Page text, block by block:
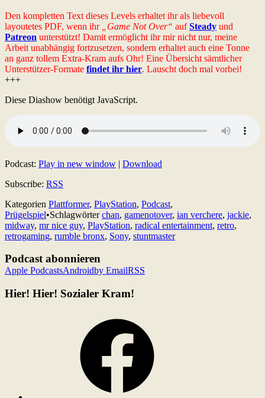
Den kompletten Text dieses Levels erhaltet ihr als liebevoll
layoutetes PDF, wenn ihr
„Game Not Over“ aufSteady und
Patreon unterstützt! Damit ermöglicht ihr mir nicht nur, meine
Arbeit unabhängig fortzusetzen, sondern erhaltet auch eine Tonne
an ganz tollem Extra-Kram aufs Ohr! Eine Übersicht sämtlicher
Unterstützer-Formate findet ihr hier. Lauscht doch mal vorbei!
+++
Diese Diashow benötigt JavaScript.
Podcast: Play in new window | Download
Subscribe: RSS
Kategorien Plattformer, PlayStation, Podcast,
Prügelspiel•Schlagwörterchan, gamenotover, ian verchere, jackie,
midway, mr nice guy, PlayStation, radical entertainment, retro,
retrogaming, rumble bronx, Sony, stuntmaster
Podcast abonnieren
Apple PodcastsAndroidby EmailRSS
Hier! Hier! Sozialer Kram!